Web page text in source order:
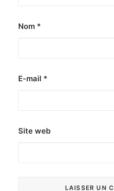
Nom *
E-mail *
Site web